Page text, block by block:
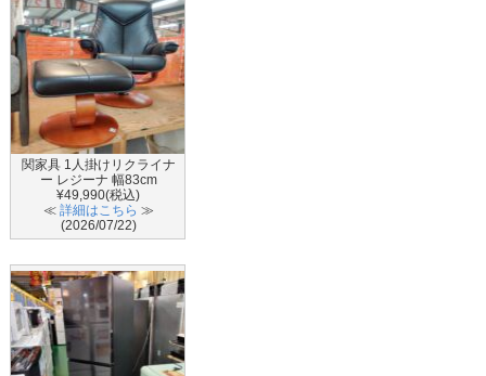
関家具 1人掛けリクライナ
ー レジーナ 幅83cm
¥49,990(税込)
≪ 詳細はこちら ≫
(2026/07/22)